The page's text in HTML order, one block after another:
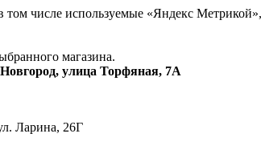
числе используемые «Яндекс
магазина.
улица Торфяная, 7А
Ларина, 26Г